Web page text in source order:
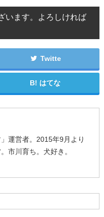
います。よろしければ
Twitte
はてな
」運営者。2015年9月より
市川育ち。犬好き。